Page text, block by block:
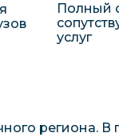
Полный
услуг
региона. В